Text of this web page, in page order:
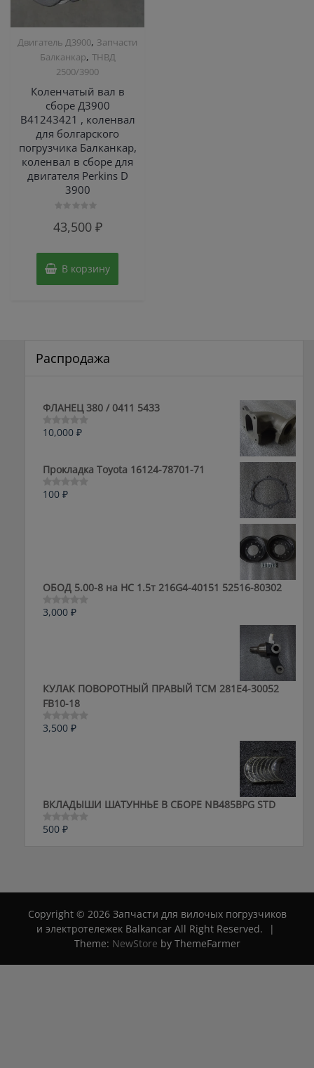
Двигатель Д3900, Запчасти
Балканкар, ТНВД
2500/3900
Коленчатый вал в
сборе Д3900
B41243421 , коленвал
для болгарского
погрузчика Балканкар,
коленвал в сборе для
двигателя Perkins D
3900
0
43,500 ₽
В корзину
Распродажа
ФЛАНЕЦ 380 / 0411 5433
Оценка
5
10,000 ₽
Прокладка Toyota 16124-78701-71
Оценка
100 ₽
ОБОД 5.00-8 на HC 1.5т 216G4-40151 52516-80302
Оценка
3,000 ₽
КУЛАК ПОВОРОТНЫЙ ПРАВЫЙ ТСМ 281E4-30052
FB10-18
Оценка
3,500 ₽
ВКЛАДЫШИ ШАТУННЬЕ В СБОРЕ NB485BPG STD
Оценка
500 ₽
Copyright © 2026 Запчасти для вилочых погрузчиков
и электротележек Balkancar All Right Reserved.
|
Theme: NewStore by ThemeFarmer